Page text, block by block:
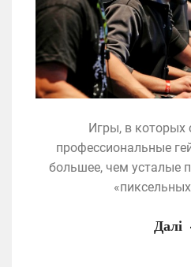
Игры, в которых
профессиональные
большее, чем усталые
Далі